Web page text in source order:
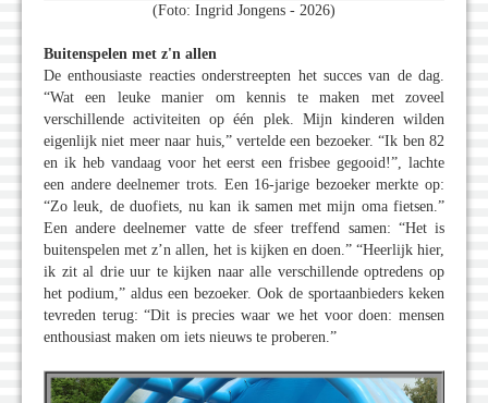
(Foto: Ingrid Jongens - 2026)
Buitenspelen met z'n allen
De enthousiaste reacties onderstreepten het succes van de dag.
“Wat een leuke manier om kennis te maken met zoveel
verschillende activiteiten op één plek. Mijn kinderen wilden
eigenlijk niet meer naar huis,” vertelde een bezoeker. “Ik ben 82
en ik heb vandaag voor het eerst een frisbee gegooid!”, lachte
een andere deelnemer trots. Een 16-jarige bezoeker merkte op:
“Zo leuk, de duofiets, nu kan ik samen met mijn oma fietsen.”
Een andere deelnemer vatte de sfeer treffend samen: “Het is
buitenspelen met z’n allen, het is kijken en doen.” “Heerlijk hier,
ik zit al drie uur te kijken naar alle verschillende optredens op
het podium,” aldus een bezoeker. Ook de sportaanbieders keken
tevreden terug: “Dit is precies waar we het voor doen: mensen
enthousiast maken om iets nieuws te proberen.”